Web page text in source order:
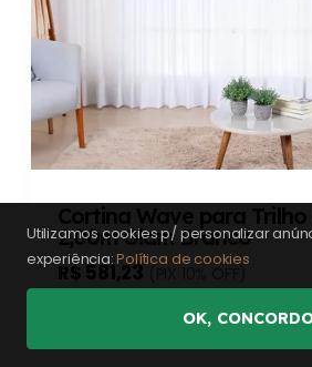
Utilizamos cookies p/ personalizar
experiência: Política de cookies
OK,
Cortina Wave para Trilho
2,00m Glam Branco
R$ 581,23